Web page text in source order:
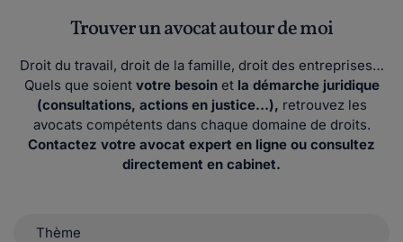
Trouver un avocat autour de moi
Droit du travail, droit de la famille, droit des entreprises…
Quels que soient votre besoinet la démarche juridique
(consultations, actions en justice…), retrouvez les
avocats compétents dans chaque domaine de droits.
Contactez votre avocat expert en ligne ou consultez
directement en cabinet.
Thème